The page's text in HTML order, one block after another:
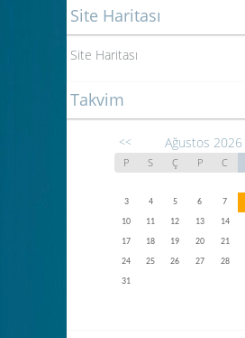
Site Haritası
Site Haritası
Takvim
<< Ağustos 2026
P S Ç P C
3
4 5 6 7
10
11 12 13 14
17
18 19 20 21
24
25 26 27 28
31